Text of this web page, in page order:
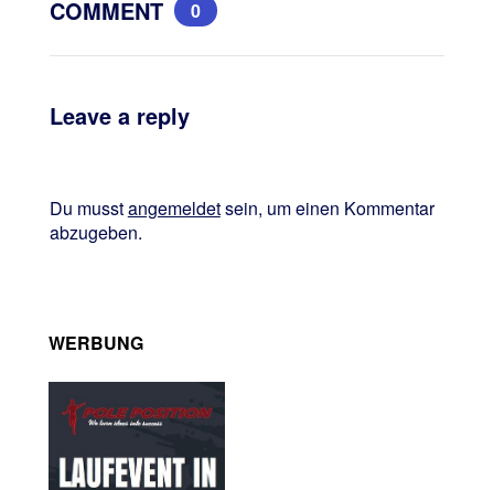
COMMENT 0
Leave a reply
Du musstangemeldetsein, um einen Kommentar
abzugeben.
WERBUNG